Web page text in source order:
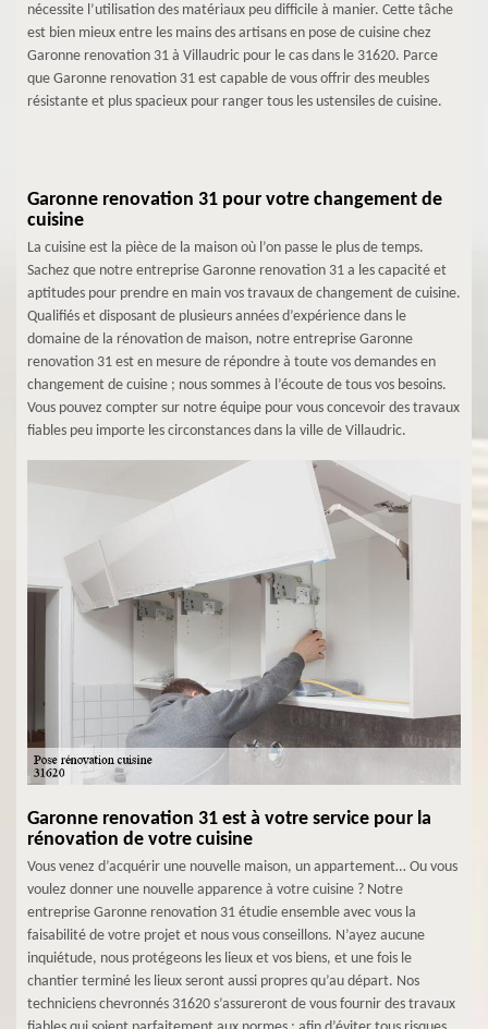
nécessite l’utilisation des matériaux peu difficile à manier. Cette tâche
est bien mieux entre les mains des artisans en pose de cuisine chez
Garonne renovation 31 à Villaudric pour le cas dans le 31620. Parce
que Garonne renovation 31 est capable de vous offrir des meubles
résistante et plus spacieux pour ranger tous les ustensiles de cuisine.
Garonne renovation 31 pour votre changement de
cuisine
La cuisine est la pièce de la maison où l’on passe le plus de temps.
Sachez que notre entreprise Garonne renovation 31 a les capacité et
aptitudes pour prendre en main vos travaux de changement de cuisine.
Qualifiés et disposant de plusieurs années d’expérience dans le
domaine de la rénovation de maison, notre entreprise Garonne
renovation 31 est en mesure de répondre à toute vos demandes en
changement de cuisine ; nous sommes à l’écoute de tous vos besoins.
Vous pouvez compter sur notre équipe pour vous concevoir des travaux
fiables peu importe les circonstances dans la ville de Villaudric.
Garonne renovation 31 est à votre service pour la
rénovation de votre cuisine
Vous venez d’acquérir une nouvelle maison, un appartement… Ou vous
voulez donner une nouvelle apparence à votre cuisine ? Notre
entreprise Garonne renovation 31 étudie ensemble avec vous la
faisabilité de votre projet et nous vous conseillons. N’ayez aucune
inquiétude, nous protégeons les lieux et vos biens, et une fois le
chantier terminé les lieux seront aussi propres qu’au départ. Nos
techniciens chevronnés 31620 s’assureront de vous fournir des travaux